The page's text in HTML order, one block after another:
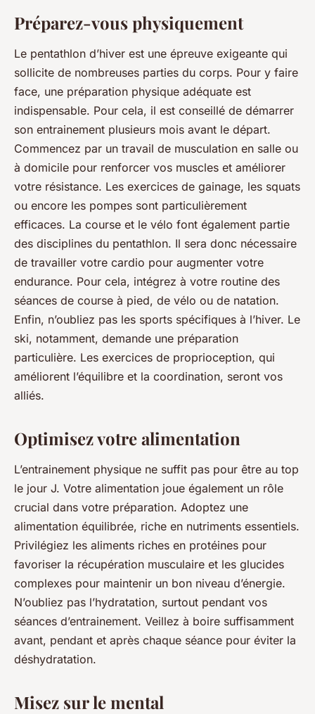
Préparez-vous physiquement
Le pentathlon d’hiver est une épreuve exigeante qui
sollicite de nombreuses parties du corps. Pour y faire
face, une préparation physique adéquate est
indispensable. Pour cela, il est conseillé de démarrer
son entrainement plusieurs mois avant le départ.
Commencez par un travail de musculation en salle ou
à domicile pour renforcer vos muscles et améliorer
votre résistance. Les exercices de gainage, les squats
ou encore les pompes sont particulièrement
efficaces. La course et le vélo font également partie
des disciplines du pentathlon. Il sera donc nécessaire
de travailler votre cardio pour augmenter votre
endurance. Pour cela, intégrez à votre routine des
séances de course à pied, de vélo ou de natation.
Enfin, n’oubliez pas les sports spécifiques à l’hiver. Le
ski, notamment, demande une préparation
particulière. Les exercices de proprioception, qui
améliorent l’équilibre et la coordination, seront vos
alliés.
Optimisez votre alimentation
L’entrainement physique ne suffit pas pour être au top
le jour J. Votre alimentation joue également un rôle
crucial dans votre préparation. Adoptez une
alimentation équilibrée, riche en nutriments essentiels.
Privilégiez les aliments riches en protéines pour
favoriser la récupération musculaire et les glucides
complexes pour maintenir un bon niveau d’énergie.
N’oubliez pas l’hydratation, surtout pendant vos
séances d’entrainement. Veillez à boire suffisamment
avant, pendant et après chaque séance pour éviter la
déshydratation.
Misez sur le mental